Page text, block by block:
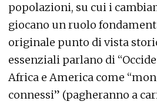
popolazioni, su cui i
giocano un ruolo
originale punto di vista
essenziali parlano di
Africa e America come
connessi” (pagheranno a